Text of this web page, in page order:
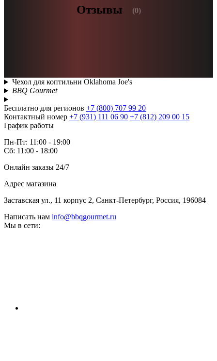
Отзывы (0)
Чехол для коптильни Oklahoma Joe's
BBQ Gourmet
Бесплатно для регионов +7 (800) 707 99 20
Контактный номер +7 (931) 111 06 90 +7 (812) 209 00 15
График работы
Пн-Пт: 11:00 - 19:00
Сб: 11:00 - 18:00
Онлайн заказы 24/7
Адрес магазина
Заставская ул., 11 корпус 2, Санкт-Петербург, Россия, 196084
Написать нам info@bbqgourmet.ru
Мы в сети: